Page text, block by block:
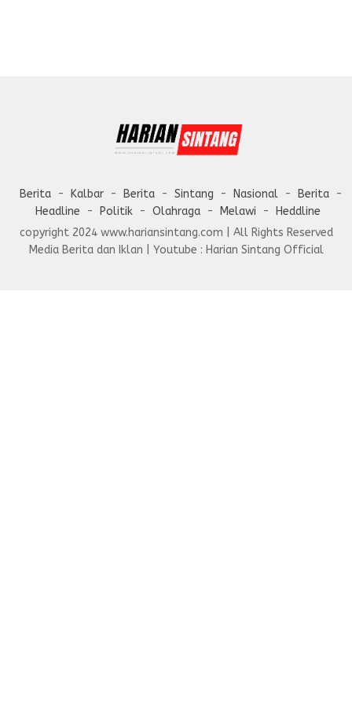
Berita Kalbar Berita Sintang Nasional
Berita
Headline
Politik Olahraga Melawi
Heddline
copyright 2024 www.hariansintang.com | All Rights Reserved
Media Berita dan Iklan | Youtube : Harian Sintang Official